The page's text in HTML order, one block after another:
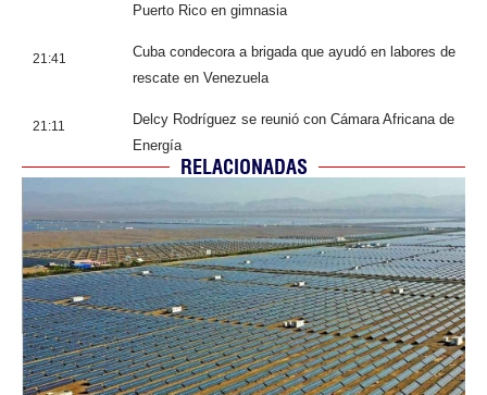
Puerto Rico en gimnasia
21:41
Cuba condecora a brigada que ayudó en labores de
rescate en Venezuela
21:11
Delcy Rodríguez se reunió con Cámara Africana de
Energía
RELACIONADAS